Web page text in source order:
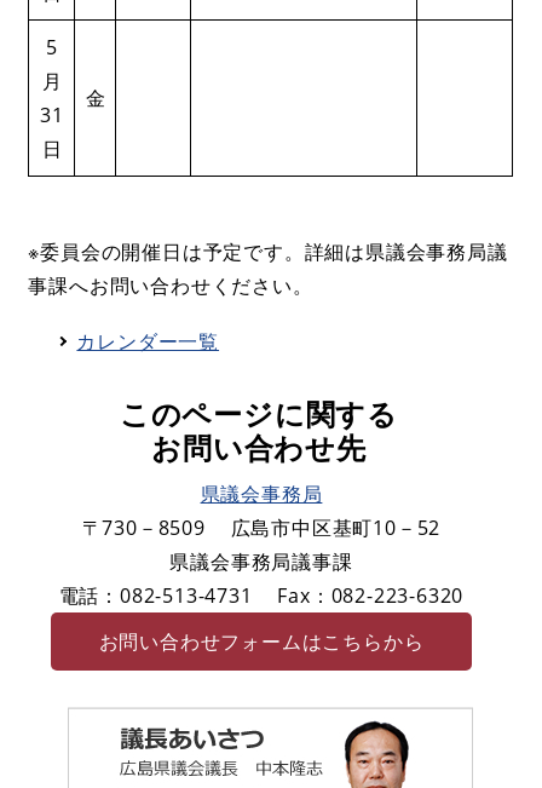
5
月
31
日
金
※委員会の開催日は予定です。詳細は県議会事務局議
事課へお問い合わせください。
カレンダー一覧
このページに関する
お問い合わせ先
県議会事務局
〒730－8509
広島市中区基町10－52
県議会事務局議事課
電話：082-513-4731
Fax：082-223-6320
お問い合わせフォームはこちらから